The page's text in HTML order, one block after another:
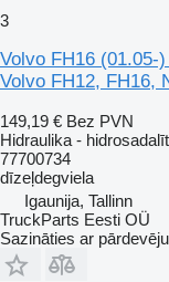
3
Volvo FH16 (01.05-
Volvo FH12, FH16,
149,19 € Bez PVN
Hidraulika -
77700734
dīzeļdegviela
Igaunija, Tallinn
TruckParts Eesti OÜ
Sazināties ar pārdevēju